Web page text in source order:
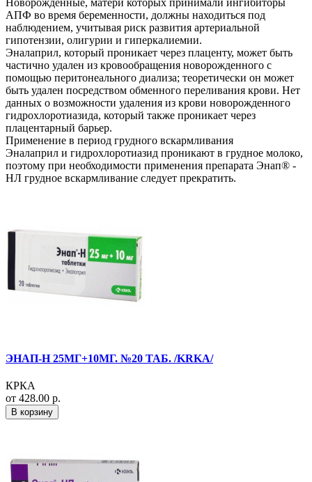
АПФ во время беременности, должны находиться под
наблюдением, учитывая риск развития артериальной
гипотензии, олигурии и гиперкалиемии.
Эналаприл, который проникает через плаценту, может быть
частично удален из кровообращения новорожденного с
помощью перитонеального диализа; теоретически он может
быть удален посредством обменного переливания крови. Нет
данных о возможности удаления из крови новорожденного
гидрохлоротиазида, который также проникает через
плацентарный барьер.
Применение в период грудного вскармливания
Эналаприл и гидрохлоротиазид проникают в грудное молоко,
поэтому при необходимости применения препарата Энап® -
HЛ грудное вскармливание следует прекратить.
ЭНАП-H 25МГ+10МГ. №20 ТАБ. /KRKA/
КРКА
от 428.00 р.
В корзину